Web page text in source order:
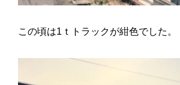
この頃は1ｔトラックが紺色でした。